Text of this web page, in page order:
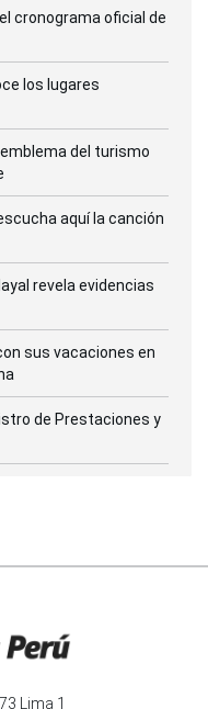
cronograma oficial de
los lugares
emblema del turismo
aquí la canción
revela evidencias
sus vacaciones en
de Prestaciones y
Lima 1